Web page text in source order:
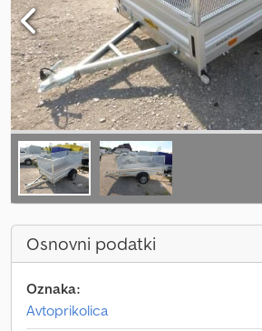
Osnovni podatki
Oznaka:
Avtoprikolica